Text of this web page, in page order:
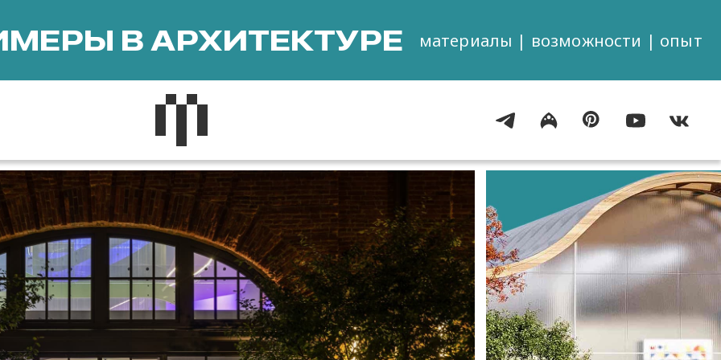
В АРХИТЕКТУРЕ материалы | возможности | опыт